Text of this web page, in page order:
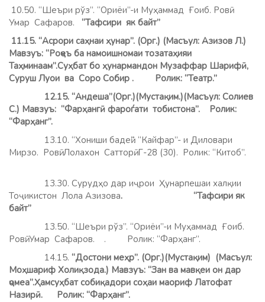
10.50. “Шеъри рўз”. “Ориёи”-и Муҳаммад Ғоиб. Ровӣ:
Умар Сафаров. “Тафсири як байт”
11.15. “Асрори саҳнаи ҳунар”. (Орг.) (Масъул: Азизов Л.)
Мавзуъ: “Роҷеъ ба намоишномаи тозатаҳияи
Таҳминаам”.Суҳбат бо ҳунармандон Музаффар Шарифӣ,
Суруш Луои ва Соро Собир . Ролик: “Театр.”
12.15. “Андеша”(Орг.)(Мустақим.)(Масъул: Солиев
С.) Мавзуъ: “Фарҳангӣ фароѓати тобистона”. Ролик:
“Фарҳанг”.
13.10. “Хониши бадеӣ”. “Кайфар”- и Диловари
Мирзо. Ровӣ: Лолахон Сатторӣ. Г-28 (30). Ролик: “Китоб”.
13.30. Сурудҳо дар иҷрои Ҳунарпешаи халқии
Тоҷикистон Лола Азизова. “Тафсири як
байт”
13.50. “Шеъри рўз”. “Ориёи”-и Муҳаммад Ғоиб.
Ровӣ: Умар Сафаров. . Ролик: “Фарҳанг”.
14.15. “Достони меҳр”. (Орг.)(Мустақим) (Масъул:
Моҳшариф Холиқзода.) Мавзуъ: “Зан ва мавқеи он дар
ҷомеа”.Ҳамсуҳбат собиқадори соҳаи маориф Латофат
Назирӣ.
Ролик: “Фарҳанг”.